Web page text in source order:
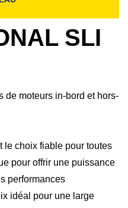
SLI
de moteurs in-bord et hors-
le choix fiable pour toutes
pour offrir une puissance
performances
idéal pour une large